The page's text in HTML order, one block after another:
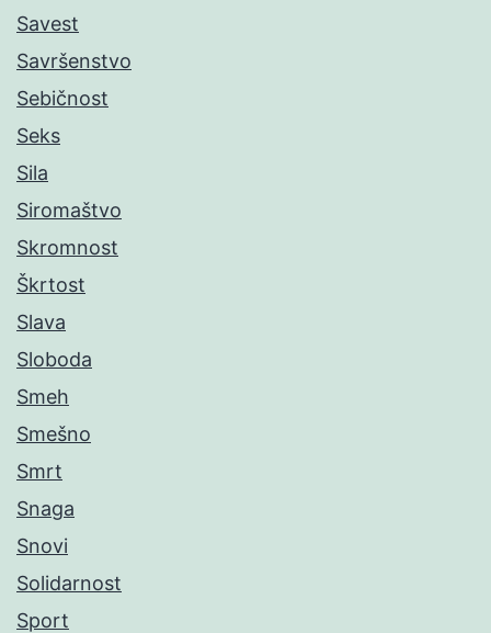
Savest
Savršenstvo
Sebičnost
Seks
Sila
Siromaštvo
Skromnost
Škrtost
Slava
Sloboda
Smeh
Smešno
Smrt
Snaga
Snovi
Solidarnost
Sport